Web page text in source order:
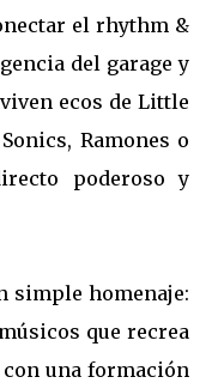
el rhythm &
del garage y
ecos de Little
Ramones o
poderoso y
simple homenaje:
que recrea
una formación